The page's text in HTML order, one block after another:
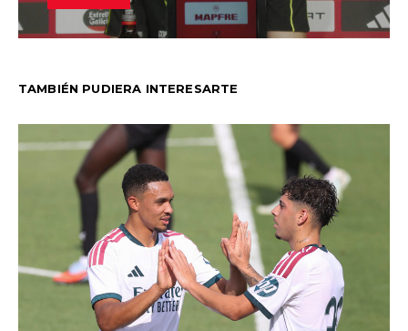
TAMBIÉN PUDIERA INTERESARTE